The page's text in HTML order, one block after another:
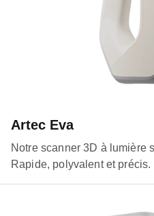
Artec Eva
Notre scanner 3D à lumière
Rapide, polyvalent et précis.